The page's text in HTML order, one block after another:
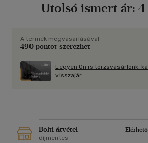
manufaktúra leszármazottait a
Utolsó ismert ár:
A termék megvásárlásával
490 pontot szerezhet
Legyen Ön is törzsvásárlónk,
visszajár.
Bolti átvétel
díjmentes